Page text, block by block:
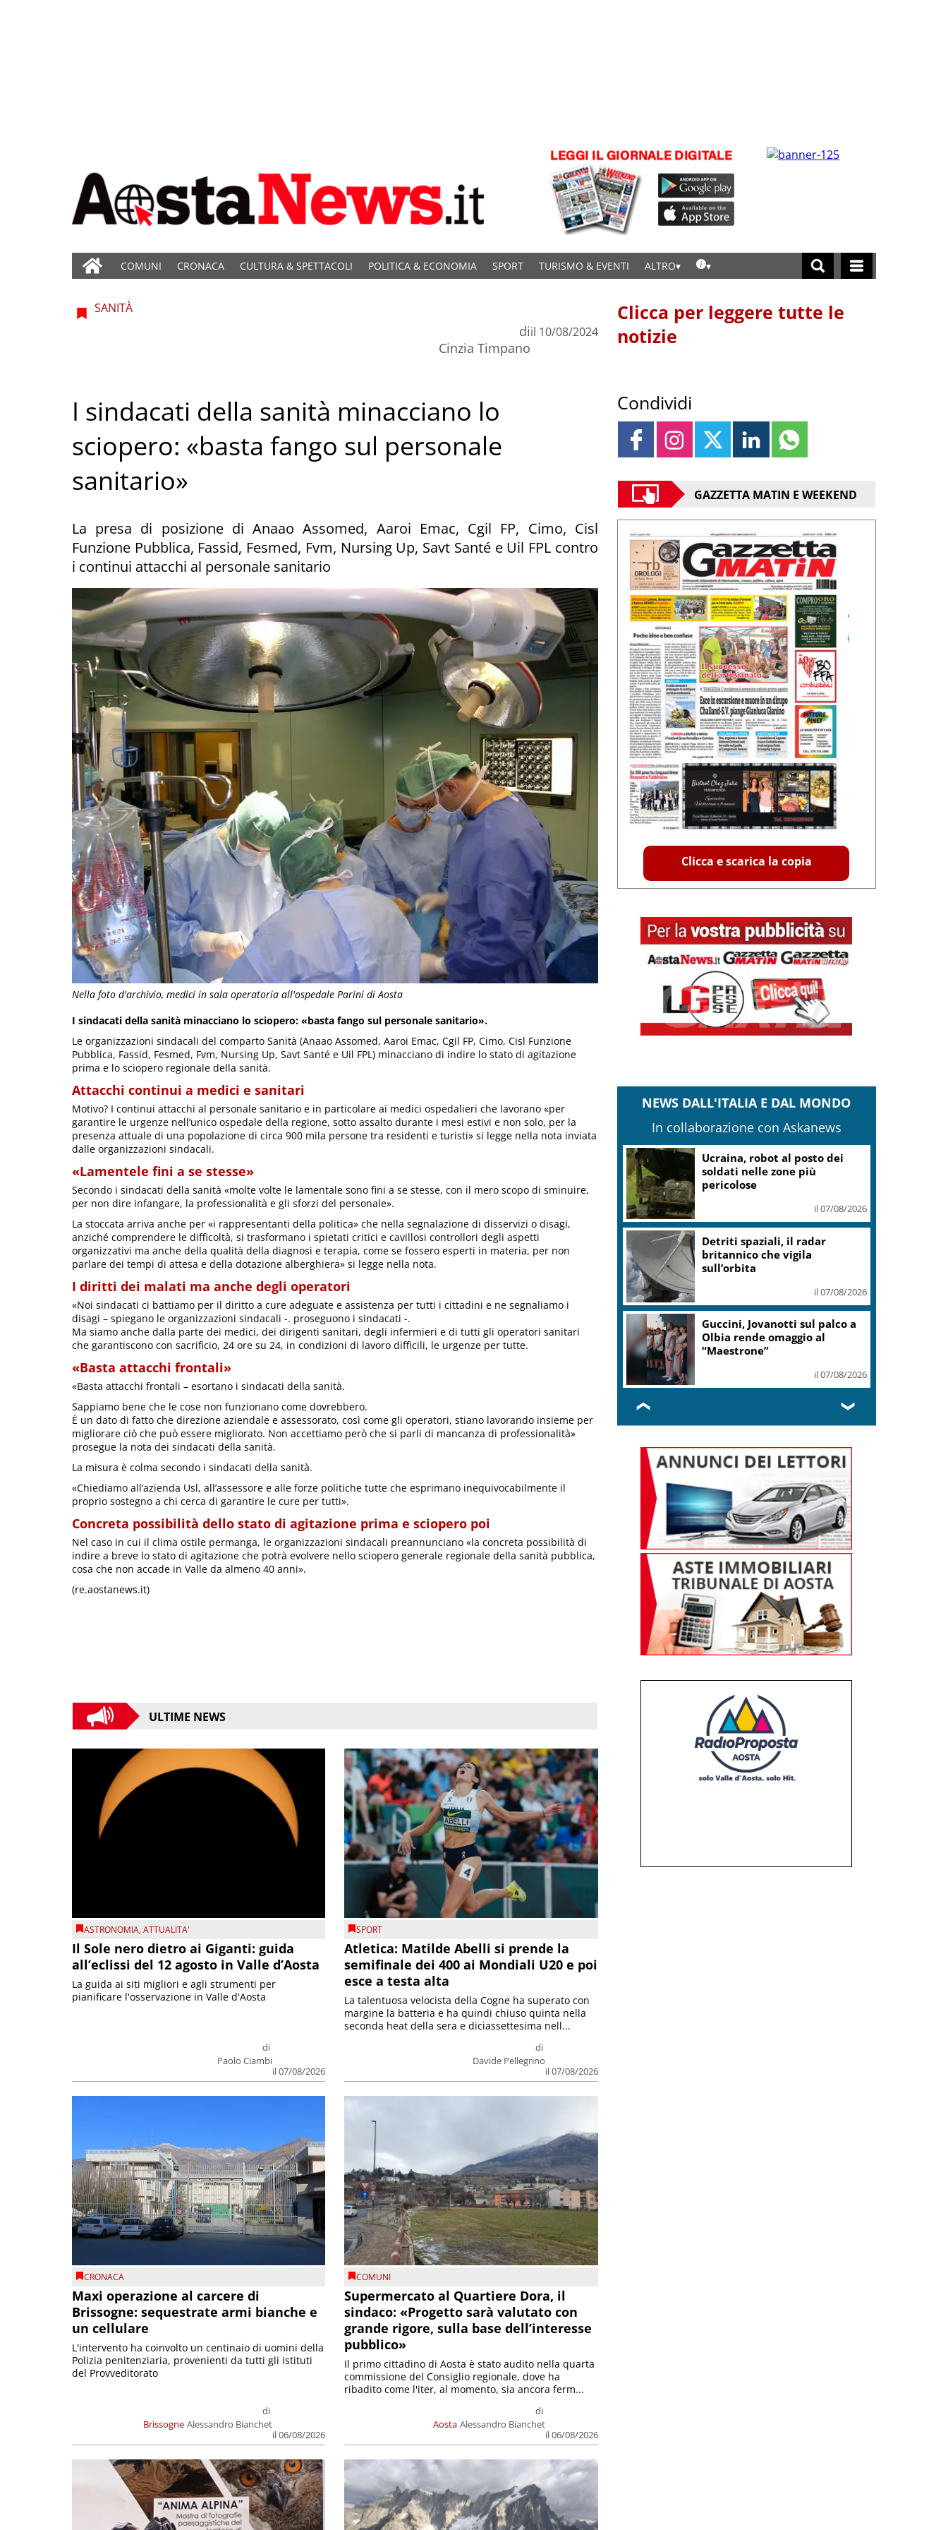
COMUNI CRONACA CULTURA & SPETTACOLI POLITICA & ECONOMIA SPORT TURISMO & EVENTI ALTRO
Nella foto d'archivio, medici in sala operatoria all'ospedale Parini di Aosta
SANITÀ
di
Cinzia Timpano
il 10/08/2024
I sindacati della sanità minacciano lo
sciopero: «basta fango sul personale
sanitario»
La presa di posizione di Anaao Assomed, Aaroi Emac, Cgil FP, Cimo, Cisl
Funzione Pubblica, Fassid, Fesmed, Fvm, Nursing Up, Savt Santé e Uil FPL contro
i continui attacchi al personale sanitario
I sindacati della sanità minacciano lo sciopero: «basta fango sul personale sanitario».
Le organizzazioni sindacali del comparto Sanità (Anaao Assomed, Aaroi Emac, Cgil FP, Cimo, Cisl Funzione
Pubblica, Fassid, Fesmed, Fvm, Nursing Up, Savt Santé e Uil FPL) minacciano di indire lo stato di agitazione
prima e lo sciopero regionale della sanità.
Attacchi continui a medici e sanitari
Motivo? I continui attacchi al personale sanitario e in particolare ai medici ospedalieri che lavorano «per
garantire le urgenze nell’unico ospedale della regione, sotto assalto durante i mesi estivi e non solo, per la
presenza attuale di una popolazione di circa 900 mila persone tra residenti e turisti» si legge nella nota inviata
dalle organizzazioni sindacali.
«Lamentele fini a se stesse»
Secondo i sindacati della sanità «molte volte le lamentale sono fini a se stesse, con il mero scopo di sminuire,
per non dire infangare, la professionalità e gli sforzi del personale».
La stoccata arriva anche per «i rappresentanti della politica» che nella segnalazione di disservizi o disagi,
anziché comprendere le difficoltà, si trasformano i spietati critici e cavillosi controllori degli aspetti
organizzativi ma anche della qualità della diagnosi e terapia, come se fossero esperti in materia, per non
parlare dei tempi di attesa e della dotazione alberghiera» si legge nella nota.
I diritti dei malati ma anche degli operatori
«Noi sindacati ci battiamo per il diritto a cure adeguate e assistenza per tutti i cittadini e ne segnaliamo i
disagi – spiegano le organizzazioni sindacali -. proseguono i sindacati -.
Ma siamo anche dalla parte dei medici, dei dirigenti sanitari, degli infermieri e di tutti gli operatori sanitari
che garantiscono con sacrificio, 24 ore su 24, in condizioni di lavoro difficili, le urgenze per tutte.
«Basta attacchi frontali»
«Basta attacchi frontali – esortano i sindacati della sanità.
Sappiamo bene che le cose non funzionano come dovrebbero.
È un dato di fatto che direzione aziendale e assessorato, così come gli operatori, stiano lavorando insieme per
migliorare ciò che può essere migliorato. Non accettiamo però che si parli di mancanza di professionalità»
prosegue la nota dei sindacati della sanità.
La misura è colma secondo i sindacati della sanità.
«Chiediamo all’azienda Usl, all’assessore e alle forze politiche tutte che esprimano inequivocabilmente il
proprio sostegno a chi cerca di garantire le cure per tutti».
Concreta possibilità dello stato di agitazione prima e sciopero poi
Nel caso in cui il clima ostile permanga, le organizzazioni sindacali preannunciano «la concreta possibilità di
indire a breve lo stato di agitazione che potrà evolvere nello sciopero generale regionale della sanità pubblica,
cosa che non accade in Valle da almeno 40 anni».
(re.aostanews.it)
ULTIME NEWS
ASTRONOMIA,ATTUALITA'
Il Sole nero dietro ai Giganti: guida
all’eclissi del 12 agosto in Valle d’Aosta
di
Paolo Ciambi
il 07/08/2026
La guida ai siti migliori e agli strumenti per
pianificare l'osservazione in Valle d'Aosta
SPORT
Atletica: Matilde Abelli si prende la
semifinale dei 400 ai Mondiali U20 e poi
esce a testa alta
di
Davide Pellegrino
il 07/08/2026
La talentuosa velocista della Cogne ha superato con
margine la batteria e ha quindi chiuso quinta nella
seconda heat della sera e diciassettesima nell...
CRONACA
Maxi operazione al carcere di
Brissogne: sequestrate armi bianche e
un cellulare
Brissogne
di
Alessandro Bianchet
il 06/08/2026
L'intervento ha coinvolto un centinaio di uomini della
Polizia penitenziaria, provenienti da tutti gli istituti
del Provveditorato
COMUNI
Supermercato al Quartiere Dora, il
sindaco: «Progetto sarà valutato con
grande rigore, sulla base dell’interesse
pubblico»
Aosta
di
Alessandro Bianchet
il 06/08/2026
Il primo cittadino di Aosta è stato audito nella quarta
commissione del Consiglio regionale, dove ha
ribadito come l'iter, al momento, sia ancora ferm...
Clicca per leggere tutte le
notizie
Condividi
GAZZETTA MATIN E WEEKEND
Clicca e scarica la copia
NEWS DALL'ITALIA E DAL MONDO
In collaborazione con Askanews
Ucraina, robot al posto dei
soldati nelle zone più
pericolose
il 07/08/2026
Detriti spaziali, il radar
britannico che vigila
sull’orbita
il 07/08/2026
Guccini, Jovanotti sul palco a
Olbia rende omaggio al
“Maestrone”
il 07/08/2026
❮ ❯